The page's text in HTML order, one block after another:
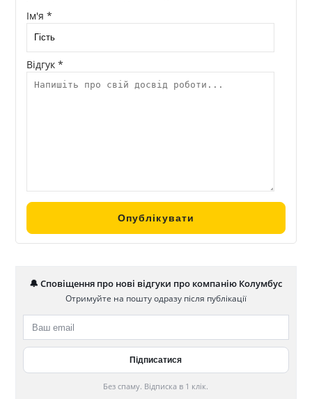
Ім'я *
Відгук *
🔔 Сповіщення про нові відгуки про компанію Колумбус
Отримуйте на пошту одразу після публікації
Без спаму. Відписка в 1 клік.